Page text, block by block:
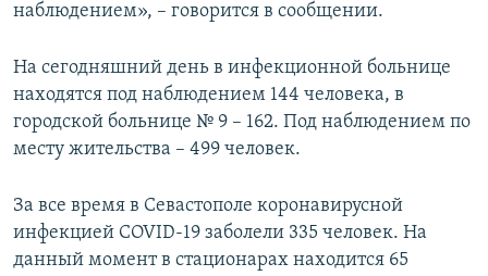
наблюдением», – говорится в сообщении.
На сегодняшний день в инфекционной больнице
находятся под наблюдением 144 человека, в
городской больнице № 9 – 162. Под наблюдением по
месту жительства – 499 человек.
За все время в Севастополе коронавирусной
инфекцией COVID-19 заболели 335 человек. На
данный момент в стационарах находится 65